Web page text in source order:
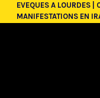
EVEQUES A LOURDES
MANIFESTATIONS EN